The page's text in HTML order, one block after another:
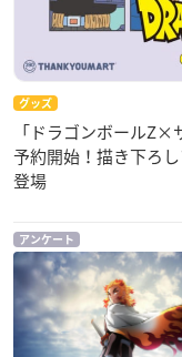
グッズ
「ドラゴンボールZ×
予約開始！描き下ろ
登場
アンケート